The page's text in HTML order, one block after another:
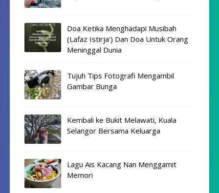
Doa Ketika Menghadapi Musibah
(Lafaz Istirja') Dan Doa Untuk Orang
Meninggal Dunia
Tujuh Tips Fotografi Mengambil
Gambar Bunga
Kembali ke Bukit Melawati, Kuala
Selangor Bersama Keluarga
Lagu Ais Kacang Nan Menggamit
Memori